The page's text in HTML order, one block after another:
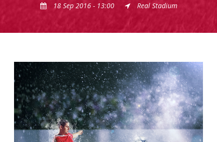
18 Sep 2016 - 13:00 Real Stadium